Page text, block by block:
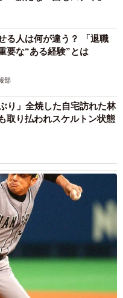
る人は何が違う？ 「退職
要な“ある経験”とは
部
り」全焼した自宅訪れた林
り払われスケルトン状態